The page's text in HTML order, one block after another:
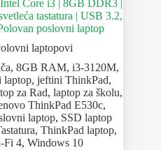
Core i3 | 8GB DDR3 |
tastatura | USB 3.2,
poslovni laptop
laptopovi
,8GB RAM,i3-3120M,
laptop,jeftini ThinkPad,
za Rad,laptop za školu,
ThinkPad E530c,
laptop, SSD laptop
, ThinkPad laptop,
Fi 4,Windows 10